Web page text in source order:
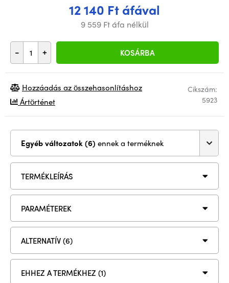
12 140 Ft áfával
9 559 Ft áfa nélkül
- + KOSÁRBA
Cikszám:
5923
Hozzáadás az összehasonlításhoz
Ártörténet
Egyéb változatok (6) ennek a terméknek
TERMÉKLEÍRÁS
PARAMÉTEREK
ALTERNATÍV (6)
EHHEZ A TERMÉKHEZ (1)